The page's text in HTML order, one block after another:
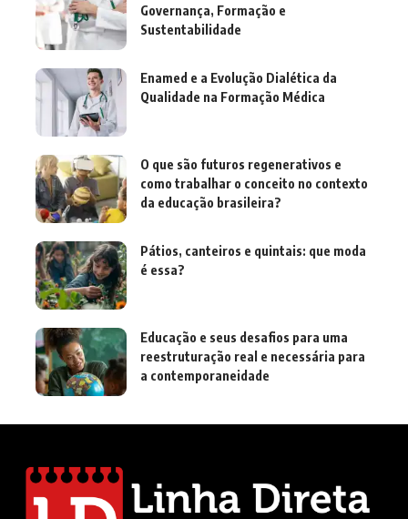
Governança, Formação e
Sustentabilidade
Enamed e a Evolução Dialética da
Qualidade na Formação Médica
O que são futuros regenerativos e
como trabalhar o conceito no contexto
da educação brasileira?
Pátios, canteiros e quintais: que moda
é essa?
Educação e seus desafios para uma
reestruturação real e necessária para
a contemporaneidade